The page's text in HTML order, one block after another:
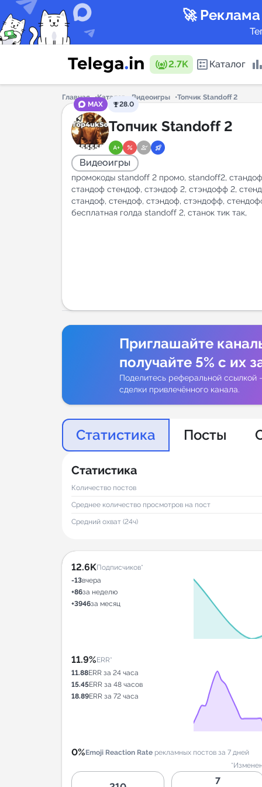
🚀
2.7K Каталог
Каталог
Главная Каталог Видеоигры
Топчик Standoff 2
MAX
28.0
Топчик Standoff 2
Видеоигры
промокоды standoff 2 промо, standoff2,
стандоф стендоф, стэндоф 2, стэндофф 2,
стандоф, стендоф, стэндоф, стэндофф,
бесплатная голда standoff 2, станок тик так,
Приглашайте
получайте 5% с их
Поделитесь реферальной ссылкой
сделки привлечённого канала.
Статистика Посты
Статистика
Количество постов
Среднее количество просмотров на пост
Средний охват (24ч)
12.6KПодписчиков*
-13вчера
+86за неделю
+3946за месяц
11.9%ERR*
11.88ERR за 24 часа
15.45ERR за 48 часов
18.89ERR за 72 часа
0%Emoji Reaction Rate рекламных постов за 7 дней
7